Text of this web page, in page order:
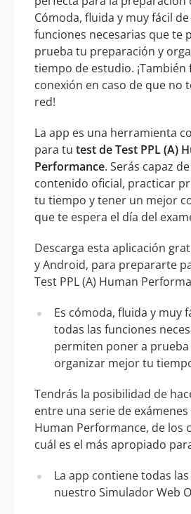
Cómoda, fluida y muy fácil
funciones necesarias que te
prueba tu preparación y
tiempo de estudio. ¡También
conexión en caso de que no
red!
La app es una herramienta
para tu test de Test PPL (A)
Performance. Serás capaz
contenido oficial, practicar
tu tiempo y tener un mejor
que te espera el día del
Descarga esta aplicación
y Android, para prepararte
Test PPL (A) Human
Es cómoda, fluida y muy
todas las funciones
permiten poner a
organizar mejor tu
Tendrás la posibilidad de
entre una serie de exámenes
Human Performance, de los
cuál es el más apropiado
La app contiene todas
nuestro Simulador Web